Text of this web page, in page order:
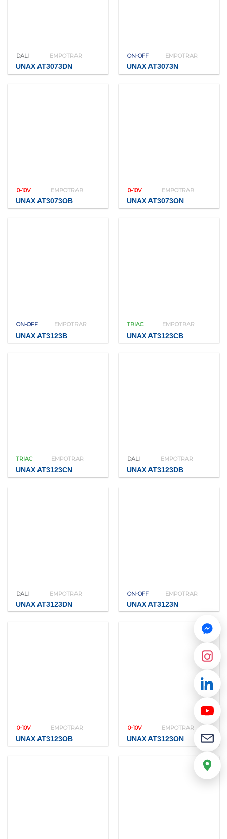
DALI EMPOTRAR
UNAX AT3073DN
ON-OFF EMPOTRAR
UNAX AT3073N
0-10V EMPOTRAR
UNAX AT3073OB
0-10V EMPOTRAR
UNAX AT3073ON
ON-OFF EMPOTRAR
UNAX AT3123B
TRIAC EMPOTRAR
UNAX AT3123CB
TRIAC EMPOTRAR
UNAX AT3123CN
DALI EMPOTRAR
UNAX AT3123DB
DALI EMPOTRAR
UNAX AT3123DN
ON-OFF EMPOTRAR
UNAX AT3123N
0-10V EMPOTRAR
UNAX AT3123OB
0-10V EMPOTRAR
UNAX AT3123ON